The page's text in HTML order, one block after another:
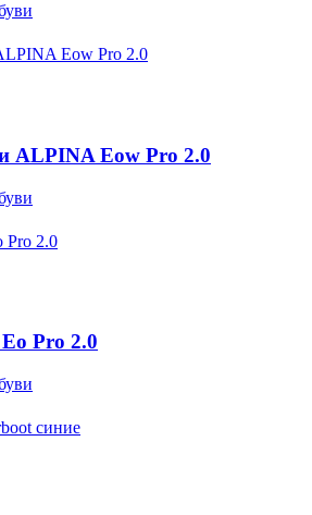
ALPINA Eow Pro 2.0
Pro 2.0